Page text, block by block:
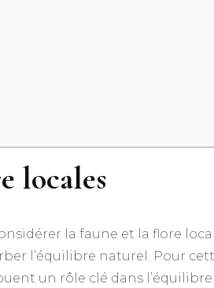
locales
la faune et la flore
l’équilibre naturel. Pour
un rôle clé dans l’équilibre